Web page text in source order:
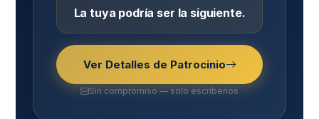
La tuya podría ser la siguiente.
Ver Detalles de Patrocinio
Sin compromiso — solo escríbenos